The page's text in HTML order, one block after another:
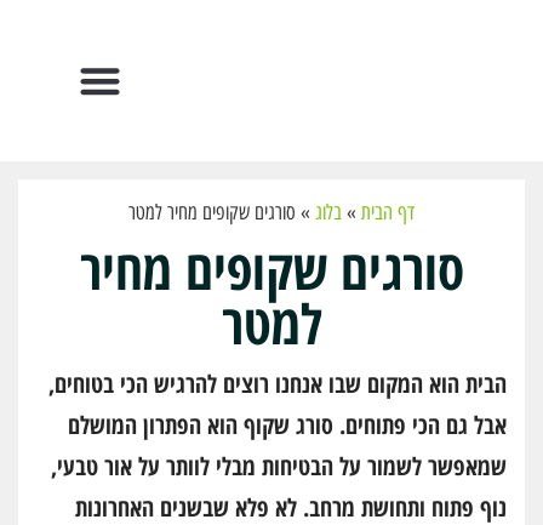
דף הבית » בלוג » סורגים שקופים מחיר למטר
סורגים שקופים מחיר
למטר
הבית הוא המקום שבו אנחנו רוצים להרגיש הכי בטוחים,
אבל גם הכי פתוחים. סורג שקוף הוא הפתרון המושלם
שמאפשר לשמור על הבטיחות מבלי לוותר על אור טבעי,
נוף פתוח ותחושת מרחב. לא פלא שבשנים האחרונות